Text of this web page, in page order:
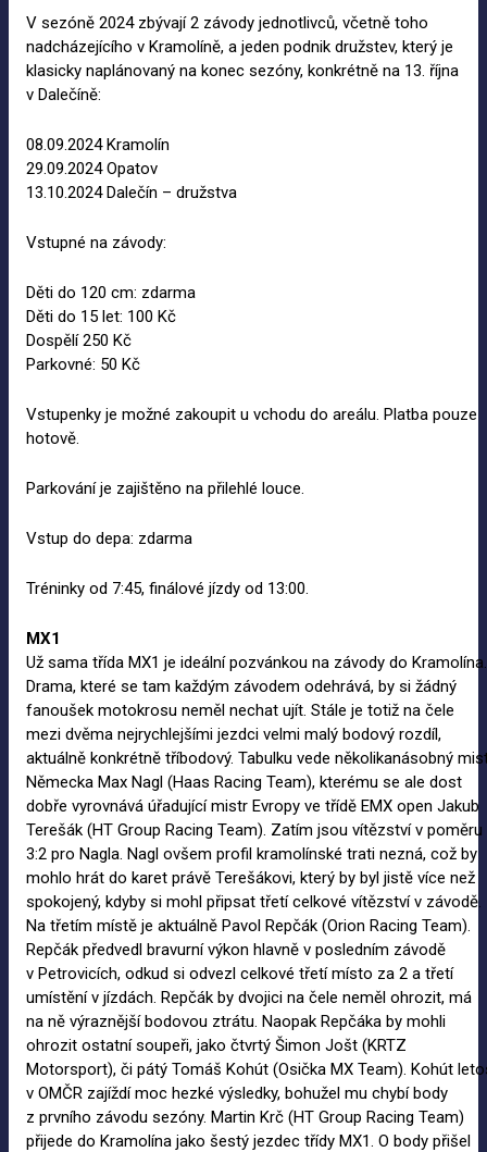
V sezóně 2024 zbývají 2 závody jednotlivců, včetně toho
nadcházejícího v Kramolíně, a jeden podnik družstev, který je
klasicky naplánovaný na konec sezóny, konkrétně na 13. října
v Dalečíně:
08.09.2024 Kramolín
29.09.2024 Opatov
13.10.2024 Dalečín – družstva
Vstupné na závody:
Děti do 120 cm: zdarma
Děti do 15 let: 100 Kč
Dospělí 250 Kč
Parkovné: 50 Kč
Vstupenky je možné zakoupit u vchodu do areálu. Platba pouze
hotově.
Parkování je zajištěno na přilehlé louce.
Vstup do depa: zdarma
Tréninky od 7:45, finálové jízdy od 13:00.
MX1
Už sama třída MX1 je ideální pozvánkou na závody do Kramolína.
Drama, které se tam každým závodem odehrává, by si žádný
fanoušek motokrosu neměl nechat ujít. Stále je totiž na čele
mezi dvěma nejrychlejšími jezdci velmi malý bodový rozdíl,
aktuálně konkrétně tříbodový. Tabulku vede několikanásobný
Německa Max Nagl (Haas Racing Team), kterému se ale dost
dobře vyrovnává úřadující mistr Evropy ve třídě EMX open Jakub
Terešák (HT Group Racing Team). Zatím jsou vítězství v poměru
3:2 pro Nagla. Nagl ovšem profil kramolínské trati nezná, což by
mohlo hrát do karet právě Terešákovi, který by byl jistě více než
spokojený, kdyby si mohl připsat třetí celkové vítězství v závodě.
Na třetím místě je aktuálně Pavol Repčák (Orion Racing Team).
Repčák předvedl bravurní výkon hlavně v posledním závodě
v Petrovicích, odkud si odvezl celkové třetí místo za 2 a třetí
umístění v jízdách. Repčák by dvojici na čele neměl ohrozit, má
na ně výraznější bodovou ztrátu. Naopak Repčáka by mohli
ohrozit ostatní soupeři, jako čtvrtý Šimon Jošt (KRTZ
Motorsport), či pátý Tomáš Kohút (Osička MX Team). Kohút
v OMČR zajíždí moc hezké výsledky, bohužel mu chybí body
z prvního závodu sezóny. Martin Krč (HT Group Racing Team)
přijede do Kramolína jako šestý jezdec třídy MX1. O body přišel